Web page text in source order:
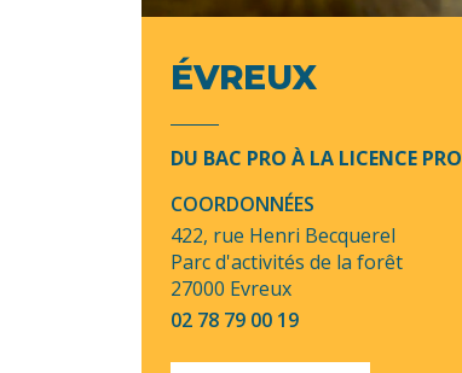
ÉVREUX
DU BAC PRO À LA LICENCE PRO
COORDONNÉES
422, rue Henri Becquerel
Parc d'activités de la forêt
27000 Evreux
02 78 79 00 19